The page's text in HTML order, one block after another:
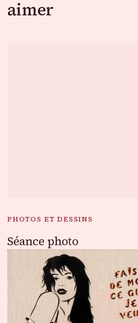
aimer
PHOTOS ET DESSINS
Séance photo